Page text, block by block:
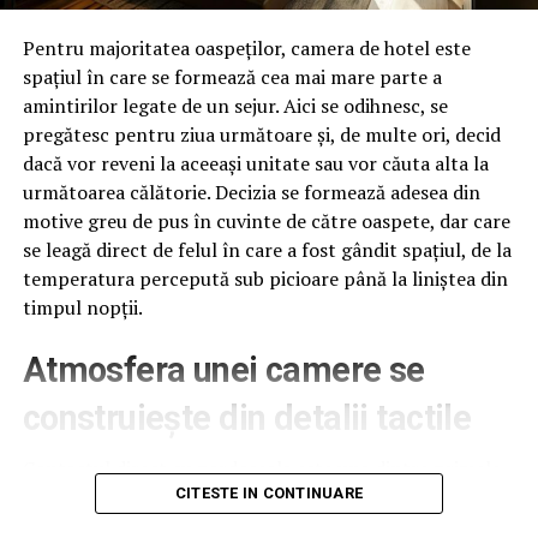
noastra. Despre incalecarea unei Justitii care a facut
toate magariile posibile sub obladuirea lor. „Vrem sa ne
asiguram ca modificarile legislative nu pun in dificultate
cooperarea dintre organele de aplicare a legii din SUA si
din Romania”, zice Klemm. Dar de ce va impacientati,
Excelenta, credeti ca transpira informatii delicate, din
care romanii ar intelege cum ii pacaliti si ii dirijati prin
slugile politice, si nu numai, de aici?
Scutul electoral de la Deveselu
Sincer discutand, Klkemm si sefii lui nu ar trebui sa-si
faca atatea probleme inutile. Le-am acordat un ajutor
social imens cand le-am cumparat mii de tone de fier
de razboi, ne apara de orice necazuri. Culmea este ca eu
nu vad sa ne atace cineva. Vad, in schimb, ca ei ataca
Pentru majoritatea oaspeților, camera de hotel este
spațiul în care se formează cea mai mare parte a
amintirilor legate de un sejur. Aici se odihnesc, se
pregătesc pentru ziua următoare și, de multe ori, decid
dacă vor reveni la aceeași unitate sau vor căuta alta la
următoarea călătorie. Decizia se formează adesea din
motive greu de pus în cuvinte de către oaspete, dar care
se leagă direct de felul în care a fost gândit spațiul, de la
temperatura percepută sub picioare până la liniștea din
timpul nopții.
Atmosfera unei camere se
construiește din detalii tactile
Contactul direct cu pardoseala este una dintre primele
senzații fizice pe care le are un oaspete atunci când
CITESTE IN CONTINUARE